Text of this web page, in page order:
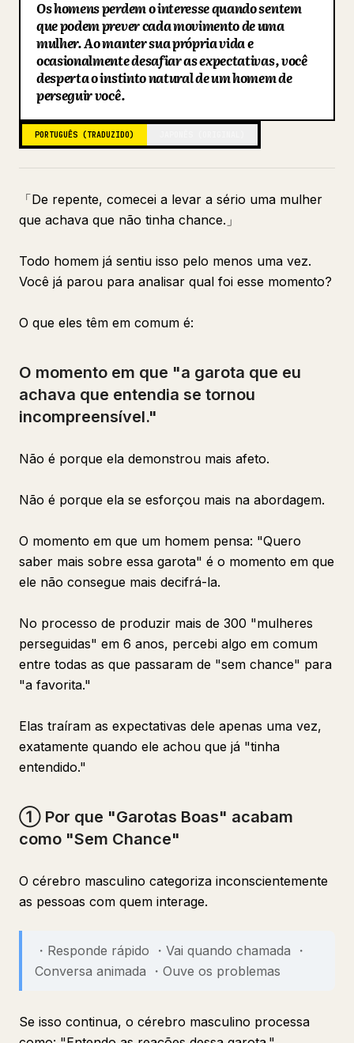
Blogue
Atualizações
Os homens perdem o interesse quando sentem
que podem prever cada movimento de uma
mulher. Ao manter sua própria vida e
ocasionalmente desafiar as expectativas, você
desperta o instinto natural de um homem de
perseguir você.
PORTUGUÊS (TRADUZIDO)
「De repente, comecei a levar a sério uma mulher
que achava que não tinha chance.」
Todo homem já sentiu isso pelo menos uma vez.
Você já parou para analisar qual foi esse momento?
O que eles têm em comum é:
O momento em que "a garota que eu
achava que entendia se tornou
incompreensível."
Não é porque ela demonstrou mais afeto.
Não é porque ela se esforçou mais na abordagem.
O momento em que um homem pensa: "Quero
saber mais sobre essa garota" é o momento em que
ele não consegue mais decifrá-la.
No processo de produzir mais de 300 "mulheres
perseguidas" em 6 anos, percebi algo em comum
entre todas as que passaram de "sem chance" para
"a favorita."
Elas traíram as expectativas dele apenas uma vez,
exatamente quando ele achou que já "tinha
entendido."
① Por que "Garotas Boas" acabam
como "Sem Chance"
O cérebro masculino categoriza inconscientemente
as pessoas com quem interage.
・Responde rápido ・Vai quando chamada ・
Conversa animada ・Ouve os problemas
Se isso continua, o cérebro masculino processa